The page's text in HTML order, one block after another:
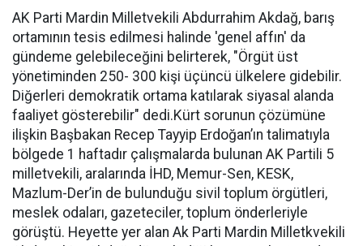
AK Parti Mardin Milletvekili Abdurrahim Akdağ, barış
ortamının tesis edilmesi halinde 'genel affın' da
gündeme gelebileceğini belirterek, "Örgüt üst
yönetiminden 250- 300 kişi üçüncü ülkelere gidebilir.
Diğerleri demokratik ortama katılarak siyasal alanda
faaliyet gösterebilir" dedi.Kürt sorunun çözümüne
ilişkin Başbakan Recep Tayyip Erdoğan’ın talimatıyla
bölgede 1 haftadır çalışmalarda bulunan AK Partili 5
milletvekili, aralarında İHD, Memur-Sen, KESK,
Mazlum-Der’in de bulunduğu sivil toplum örgütleri,
meslek odaları, gazeteciler, toplum önderleriyle
görüştü. Heyette yer alan Ak Parti Mardin Milletkvekili